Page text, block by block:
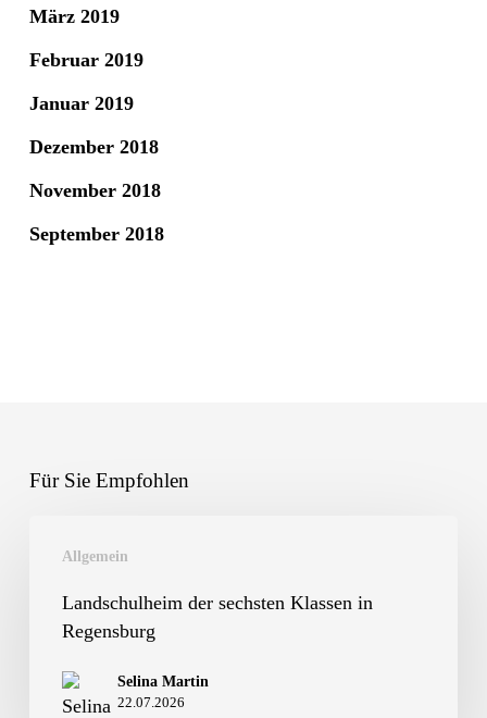
März 2019
Februar 2019
Januar 2019
Dezember 2018
November 2018
September 2018
Für Sie Empfohlen
Allgemein
sechsten
Klassen
Regensburg
Landschulheim der sechsten Klassen in
Regensburg
Selina Martin
22.07.2026